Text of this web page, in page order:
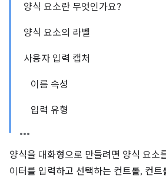
양식 요소란 무엇인가요?
양식 요소의 라벨
사용자 입력 캡처
이름 속성
입력 유형
양식을 대화형으로 만들려면 양식 요소
이터를 입력하고 선택하는 컨트롤, 컨